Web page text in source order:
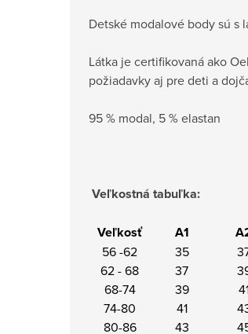
Detské modalové body sú s
Látka je certifikovaná ako
požiadavky aj pre deti a
95 % modal, 5 % elastan
Veľkostná tabuľka:
Veľkosť A1
56 -62 35
62 - 68
37
68-74
39
74-80
41
80-86
43